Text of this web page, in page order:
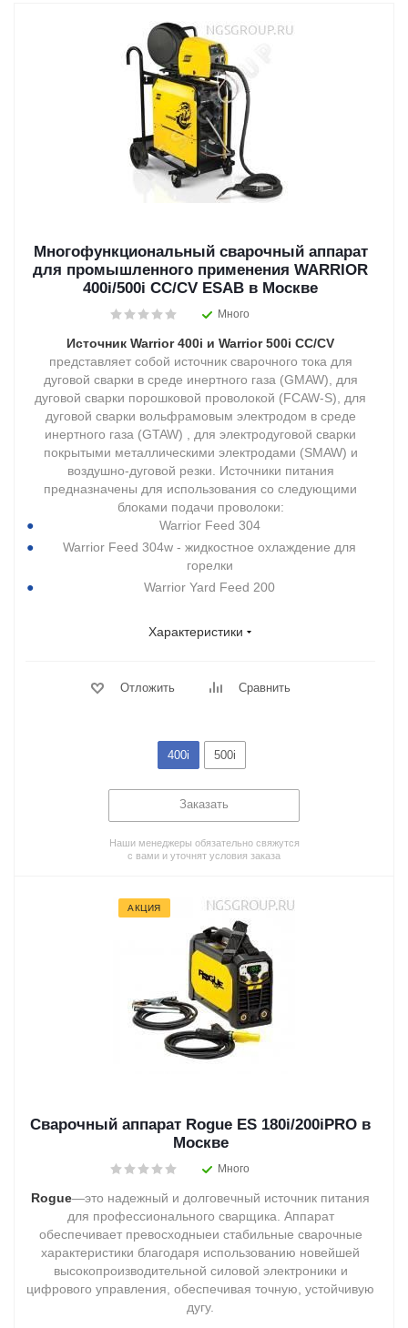
Многофункциональный сварочный аппарат
для промышленного применения WARRIOR
400i/500i CC/CV ESAB в Москве
Много
Источник Warrior 400i и Warrior 500i CC/CV
представляет собой источник сварочного тока для
дуговой сварки в среде инертного газа (GMAW), для
дуговой сварки порошковой проволокой (FCAW-S), для
дуговой сварки вольфрамовым электродом в среде
инертного газа (GTAW) , для электродуговой сварки
покрытыми металлическими электродами (SMAW) и
воздушно-дуговой резки. Источники питания
предназначены для использования со следующими
блоками подачи проволоки:
Warrior Feed 304
Warrior Feed 304w - жидкостное охлаждение для
горелки
Warrior Yard Feed 200
Характеристики
Отложить Сравнить
400i 500i
Заказать
Наши менеджеры обязательно свяжутся
с вами и уточнят условия заказа
АКЦИЯ
Сварочный аппарат Rogue ES 180i/200iPRO в
Москве
Много
Rogue—это надежный и долговечный источник питания
для профессионального сварщика. Аппарат
обеспечивает превосходныеи стабильные сварочные
характеристики благодаря использованию новейшей
высокопроизводительной силовой электроники и
цифрового управления, обеспечивая точную, устойчивую
дугу.